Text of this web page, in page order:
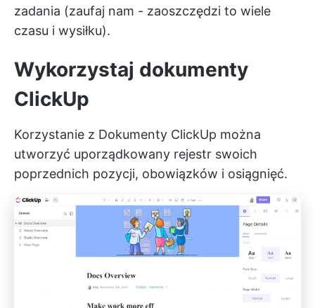
zadania (zaufaj nam - zaoszczędzi to wiele
czasu i wysiłku).
Wykorzystaj dokumenty
ClickUp
Korzystanie z Dokumenty ClickUp można
utworzyć uporządkowany rejestr swoich
poprzednich pozycji, obowiązków i osiągnięć.